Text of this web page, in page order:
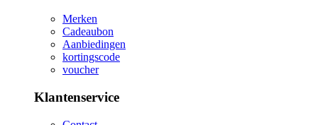
Merken
Cadeaubon
Aanbiedingen
kortingscode
voucher
Klantenservice